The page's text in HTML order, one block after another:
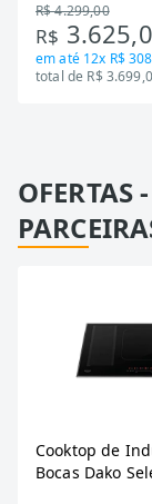
Tecnologia
Bivolt
R$ 4.299,00
R$
em até 12x R$
total de R$
OFERTAS
Cooktop de
Bocas Dako